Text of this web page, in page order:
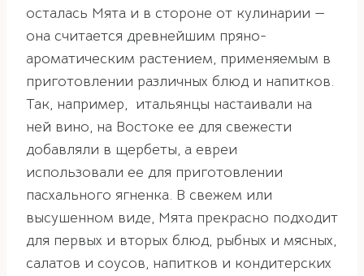
осталась Мята и в стороне от кулинарии —
она считается древнейшим пряно-
ароматическим растением, применяемым в
приготовлении различных блюд и напитков.
Так, например, итальянцы настаивали на
ней вино, на Востоке ее для свежести
добавляли в щербеты, а евреи
использовали ее для приготовлении
пасхального ягненка. В свежем или
высушенном виде, Мята прекрасно подходит
для первых и вторых блюд, рыбных и мясных,
салатов и соусов, напитков и кондитерских